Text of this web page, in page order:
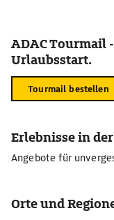
ADAC Tourmail
Urlaubsstart.
Tourmail bestellen
Erlebnisse in
Angebote für
Orte und